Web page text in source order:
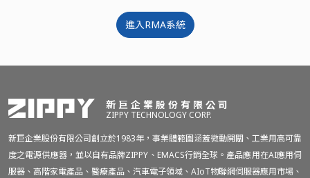
進入RMA系統
新巨企業股份有限公司
ZIPPY TECHNOLOGY CORP.
新巨企業股份有限公司創立於1983年，事業體範圍涵蓋微動開關、工業用高可靠
度之電源供應器，並以自有品牌ZIPPY、EMACS行銷全球。產品應用在AI應用伺
服器、高階家電產品、醫療產品、汽車電子領域、AIoT物聯網伺服器應用市場、